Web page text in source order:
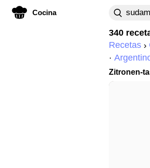
Cocina
340
Recetas
Zitronen-